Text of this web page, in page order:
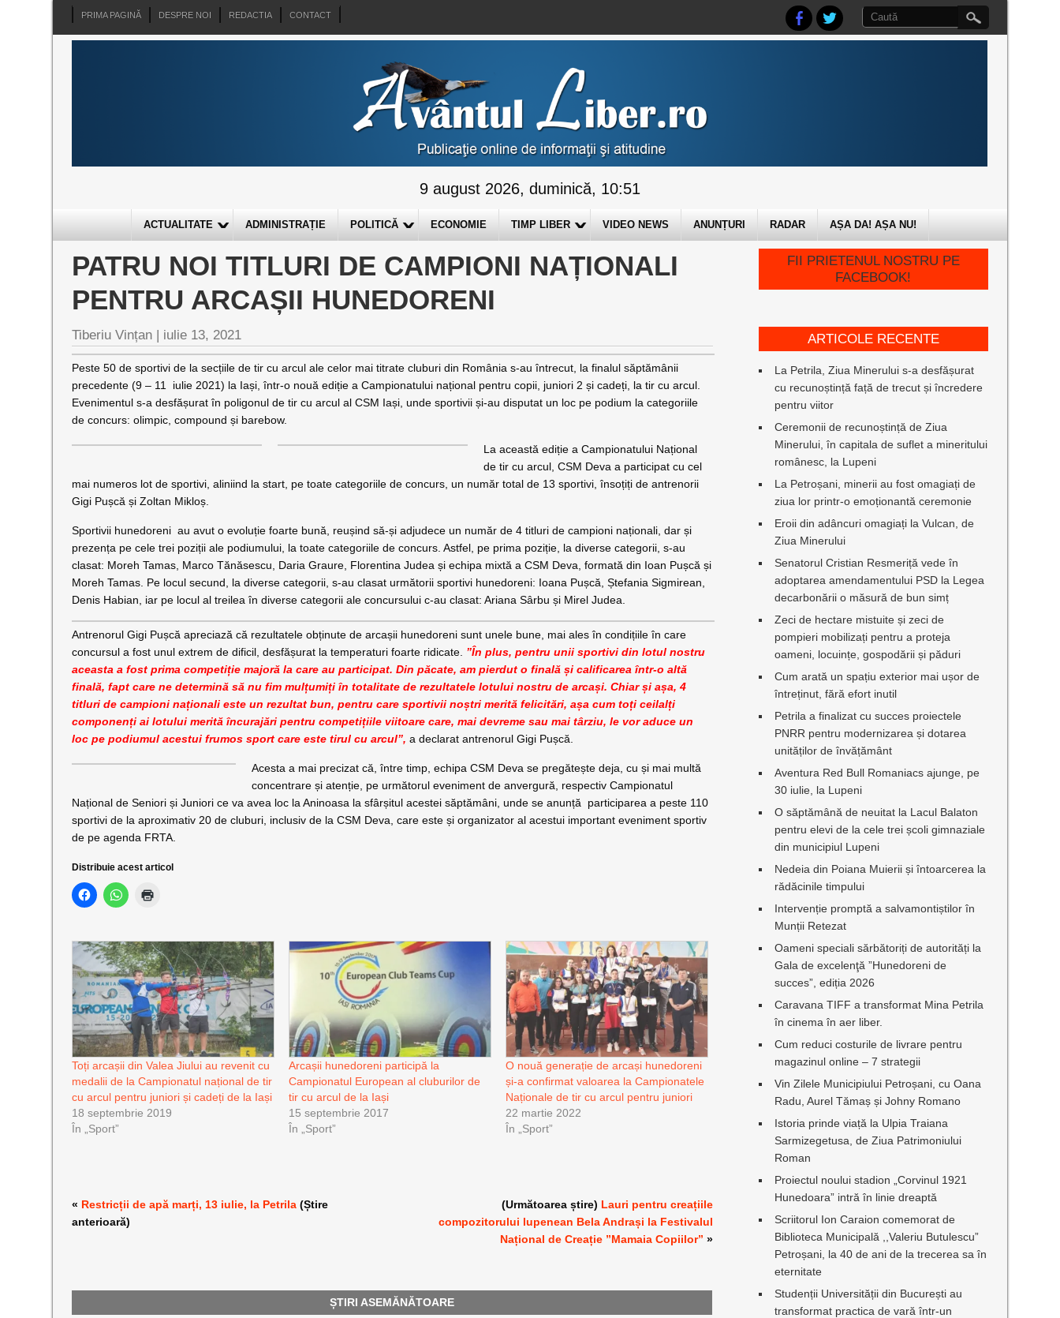
PRIMA PAGINĂ DESPRE NOI REDACTIA CONTACT
9 august 2026, duminică, 10:51
ACTUALITATE ADMINISTRAȚIE POLITICĂ ECONOMIE TIMP LIBER VIDEO NEWS ANUNȚURI RADAR AȘA DA! AȘA NU!
PATRU NOI TITLURI DE CAMPIONI NAȚIONALI
PENTRU ARCAȘII HUNEDORENI
Tiberiu Vințan | iulie 13, 2021
Peste 50 de sportivi de la secțiile de tir cu arcul ale celor mai titrate cluburi din România s-au întrecut, la finalul săptămânii
precedente (9 – 11 iulie 2021) la Iași, într-o nouă ediție a Campionatului național pentru copii, juniori 2 și cadeți, la tir cu arcul.
Evenimentul s-a desfășurat în poligonul de tir cu arcul al CSM Iași, unde sportivii și-au disputat un loc pe podium la categoriile
de concurs: olimpic, compound și barebow.
La această ediție a Campionatului Național
de tir cu arcul, CSM Deva a participat cu cel
mai numeros lot de sportivi, aliniind la start, pe toate categoriile de concurs, un număr total de 13 sportivi, însoțiți de antrenorii
Gigi Pușcă și Zoltan Mikloș.
Sportivii hunedoreni au avut o evoluție foarte bună, reușind să-și adjudece un număr de 4 titluri de campioni naționali, dar și
prezența pe cele trei poziții ale podiumului, la toate categoriile de concurs. Astfel, pe prima poziție, la diverse categorii, s-au
clasat: Moreh Tamas, Marco Tănăsescu, Daria Graure, Florentina Judea și echipa mixtă a CSM Deva, formată din Ioan Pușcă și
Moreh Tamas. Pe locul secund, la diverse categorii, s-au clasat următorii sportivi hunedoreni: Ioana Pușcă, Ștefania Sigmirean,
Denis Habian, iar pe locul al treilea în diverse categorii ale concursului c-au clasat: Ariana Sârbu și Mirel Judea.
Antrenorul Gigi Pușcă apreciază că rezultatele obținute de arcașii hunedoreni sunt unele bune, mai ales în condițiile în care
concursul a fost unul extrem de dificil, desfășurat la temperaturi foarte ridicate. ”În plus, pentru unii sportivi din lotul nostru
aceasta a fost prima competiție majoră la care au participat. Din păcate, am pierdut o finală și calificarea într-o altă
finală, fapt care ne determină să nu fim mulțumiți în totalitate de rezultatele lotului nostru de arcași. Chiar și așa, 4
titluri de campioni naționali este un rezultat bun, pentru care sportivii noștri merită felicitări, așa cum toți ceilalți
componenți ai lotului merită încurajări pentru competițiile viitoare care, mai devreme sau mai târziu, le vor aduce un
loc pe podiumul acestui frumos sport care este tirul cu arcul”, a declarat antrenorul Gigi Pușcă.
Acesta a mai precizat că, între timp, echipa CSM Deva se pregătește deja, cu și mai multă
concentrare și atenție, pe următorul eveniment de anvergură, respectiv Campionatul
Național de Seniori și Juniori ce va avea loc la Aninoasa la sfârșitul acestei săptămâni, unde se anunță participarea a peste 110
sportivi de la aproximativ 20 de cluburi, inclusiv de la CSM Deva, care este și organizator al acestui important eveniment sportiv
de pe agenda FRTA.
Distribuie acest articol
Toți arcașii din Valea Jiului au revenit cu
medalii de la Campionatul național de tir
cu arcul pentru juniori și cadeți de la Iași
18 septembrie 2019
În „Sport”
Arcașii hunedoreni participă la
Campionatul European al cluburilor de
tir cu arcul de la Iași
15 septembrie 2017
În „Sport”
O nouă generație de arcași hunedoreni
și-a confirmat valoarea la Campionatele
Naționale de tir cu arcul pentru juniori
22 martie 2022
În „Sport”
« Restricții de apă marți, 13 iulie, la Petrila (Știre
anterioară)
(Următoarea știre) Lauri pentru creațiile
compozitorului lupenean Bela Andrași la Festivalul
Național de Creație ”Mamaia Copiilor” »
ȘTIRI ASEMĂNĂTOARE
FII PRIETENUL NOSTRU PE
FACEBOOK!
ARTICOLE RECENTE
La Petrila, Ziua Minerului s-a desfășurat
cu recunoștință față de trecut și încredere
pentru viitor
Ceremonii de recunoștință de Ziua
Minerului, în capitala de suflet a mineritului
românesc, la Lupeni
La Petroșani, minerii au fost omagiați de
ziua lor printr-o emoționantă ceremonie
Eroii din adâncuri omagiați la Vulcan, de
Ziua Minerului
Senatorul Cristian Resmeriță vede în
adoptarea amendamentului PSD la Legea
decarbonării o măsură de bun simț
Zeci de hectare mistuite și zeci de
pompieri mobilizați pentru a proteja
oameni, locuințe, gospodării și păduri
Cum arată un spațiu exterior mai ușor de
întreținut, fără efort inutil
Petrila a finalizat cu succes proiectele
PNRR pentru modernizarea și dotarea
unităților de învățământ
Aventura Red Bull Romaniacs ajunge, pe
30 iulie, la Lupeni
O săptămână de neuitat la Lacul Balaton
pentru elevi de la cele trei școli gimnaziale
din municipiul Lupeni
Nedeia din Poiana Muierii și întoarcerea la
rădăcinile timpului
Intervenție promptă a salvamontiștilor în
Munții Retezat
Oameni speciali sărbătoriți de autorități la
Gala de excelenţă ”Hunedoreni de
succes”, ediția 2026
Caravana TIFF a transformat Mina Petrila
în cinema în aer liber.
Cum reduci costurile de livrare pentru
magazinul online – 7 strategii
Vin Zilele Municipiului Petroșani, cu Oana
Radu, Aurel Tămaș și Johny Romano
Istoria prinde viață la Ulpia Traiana
Sarmizegetusa, de Ziua Patrimoniului
Roman
Proiectul noului stadion „Corvinul 1921
Hunedoara” intră în linie dreaptă
Scriitorul Ion Caraion comemorat de
Biblioteca Municipală ,,Valeriu Butulescu”
Petroșani, la 40 de ani de la trecerea sa în
eternitate
Studenții Universității din București au
transformat practica de vară într-un